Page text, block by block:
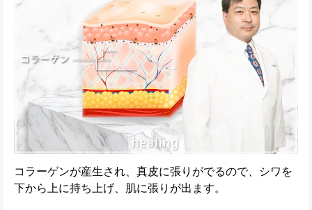
コラーゲンが産生され、真皮に張りがでるので、シワを
下から上に持ち上げ、肌に張りが出ます。